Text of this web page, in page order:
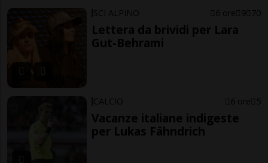
SCI ALPINO 6 ore 9 70
Lettera da brividi per Lara
Gut-Behrami
CALCIO 6 ore 5
Vacanze italiane indigeste
per Lukas Fähndrich